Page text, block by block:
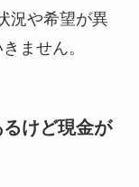
況や希望が異
ません。
るけど現金が